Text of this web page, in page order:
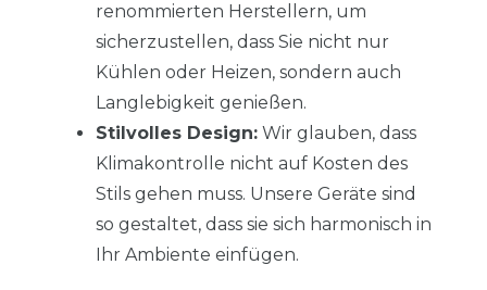
renommierten Herstellern, um
sicherzustellen, dass Sie nicht nur
Kühlen oder Heizen, sondern auch
Langlebigkeit genießen.
Stilvolles Design: Wir glauben, dass
Klimakontrolle nicht auf Kosten des
Stils gehen muss. Unsere Geräte sind
so gestaltet, dass sie sich harmonisch in
Ihr Ambiente einfügen.